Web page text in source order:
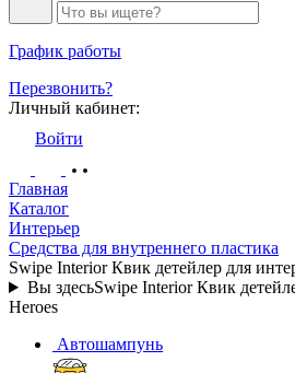
График работы
Перезвонить?
Личный кабинет:
Войти
Главная
Каталог
Интерьер
Средства для внутреннего пластика
Swipe Interior Квик детейлер для
Вы здесьSwipe Interior Квик
Heroes
Автошампунь